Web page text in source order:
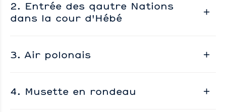
2. Entrée des qautre Nations
dans la cour d'Hébé
3. Air polonais
4. Musette en rondeau